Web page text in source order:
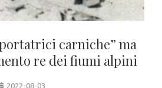
carniche” ma
re dei fiumi alpini
2022-08-03